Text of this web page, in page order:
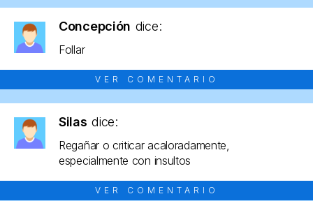
Concepción dice:
Follar
VER COMENTARIO
Silas dice:
Regañar o criticar acaloradamente,
especialmente con insultos
VER COMENTARIO